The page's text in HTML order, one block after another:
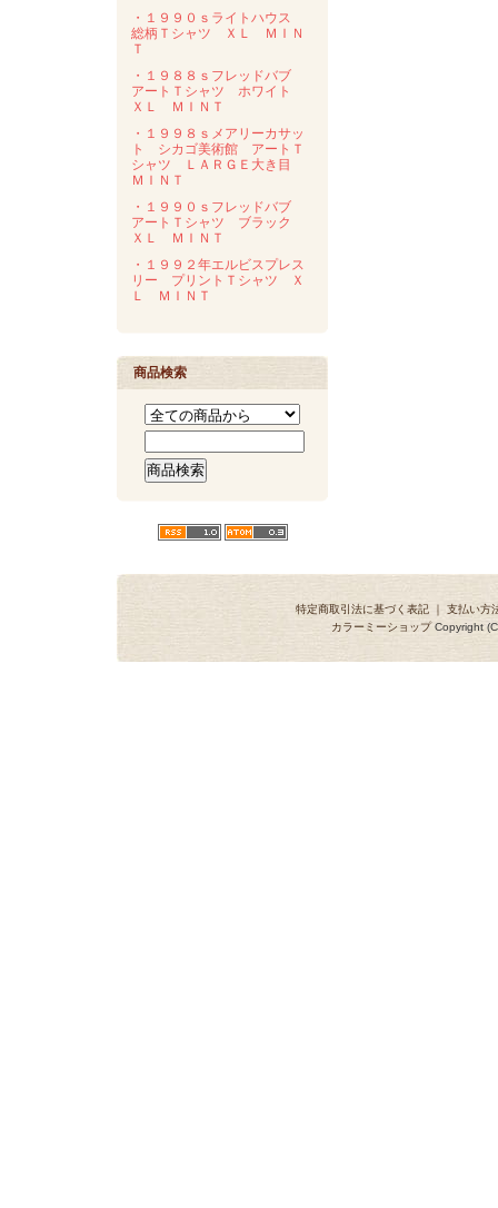
・１９９０ｓライトハウス
総柄Ｔシャツ ＸＬ ＭＩＮ
Ｔ
・１９８８ｓフレッドバブ
アートＴシャツ ホワイト
ＸＬ ＭＩＮＴ
・１９９８ｓメアリーカサッ
ト シカゴ美術館 アートＴ
シャツ ＬＡＲＧＥ大き目
ＭＩＮＴ
・１９９０ｓフレッドバブ
アートＴシャツ ブラック
ＸＬ ＭＩＮＴ
・１９９２年エルビスプレス
リー プリントＴシャツ Ｘ
Ｌ ＭＩＮＴ
商品検索
特定商取引法に基づく表記 ｜ 支払い方
カラーミーショップCopyright